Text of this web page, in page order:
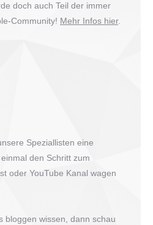
doch auch Teil der immer
Community! Mehr Infos hier.
Speziallisten eine
den Schritt zum
oder YouTube Kanal wagen
bloggen wissen, dann schau